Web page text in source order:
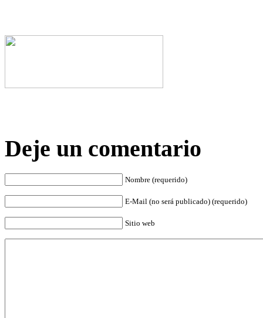
Deje un comentario
Nombre (requerido)
E-Mail (no será publicado) (requerido)
Sitio web